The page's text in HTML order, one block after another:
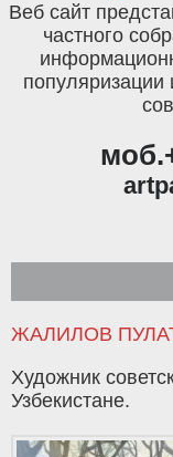
Веб сайт
частного
популяризации
ЖАЛИЛОВ
Художник
Узбекистане.